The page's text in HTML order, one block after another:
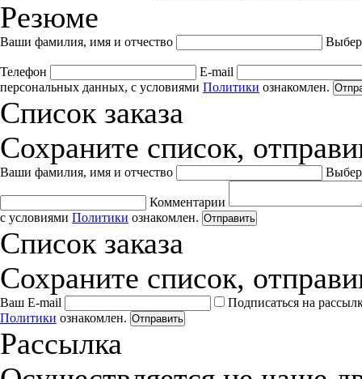
Резюме
Ваши фамилия, имя и отчество
Телефон
E-mail
персональных данных, с условиями Политики ознакомлен.
Список заказа
Сохраните список,
Ваши фамилия, имя и отчество
Комментарии
с условиями Политики ознакомлен. Отправить
Список заказа
Сохраните список,
Ваш E-mail
Подписаться на
Политики ознакомлен. Отправить
Рассылка